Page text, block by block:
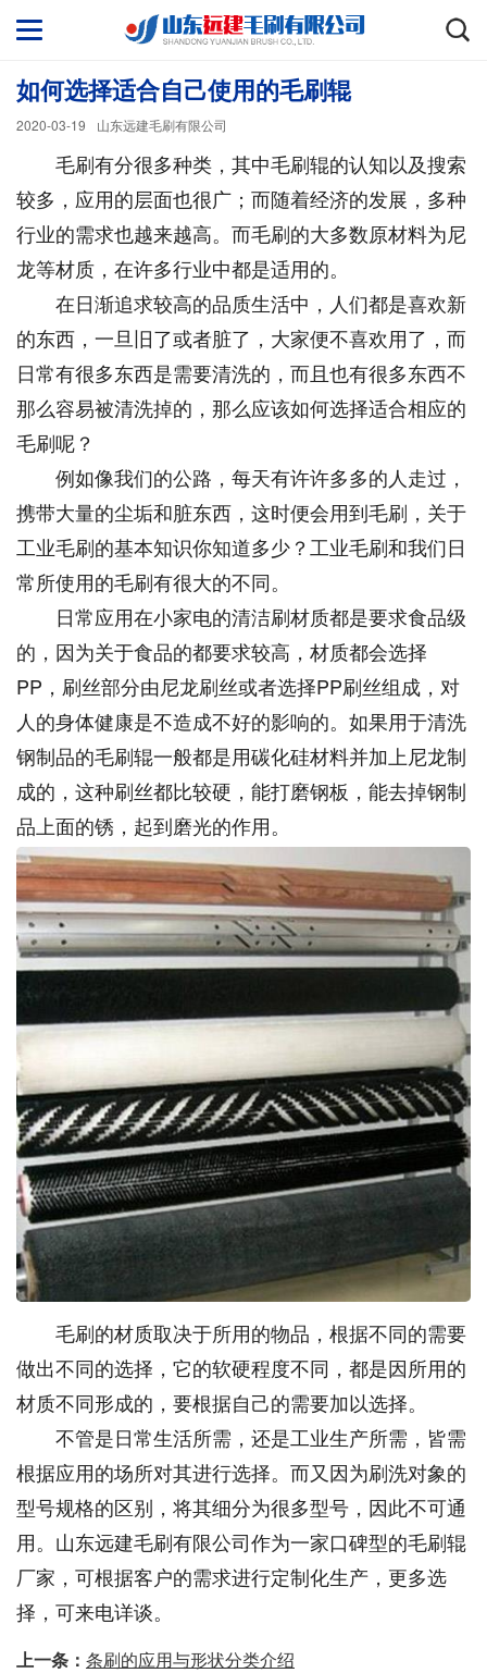
如何选择适合自己使用的毛刷辊
2020-03-19 山东远建毛刷有限公司
毛刷有分很多种类，其中毛刷辊的认知以及搜索
较多，应用的层面也很广；而随着经济的发展，多种
行业的需求也越来越高。而毛刷的大多数原材料为尼
龙等材质，在许多行业中都是适用的。
在日渐追求较高的品质生活中，人们都是喜欢新
的东西，一旦旧了或者脏了，大家便不喜欢用了，而
日常有很多东西是需要清洗的，而且也有很多东西不
那么容易被清洗掉的，那么应该如何选择适合相应的
毛刷呢？
例如像我们的公路，每天有许许多多的人走过，
携带大量的尘垢和脏东西，这时便会用到毛刷，关于
工业毛刷的基本知识你知道多少？工业毛刷和我们日
常所使用的毛刷有很大的不同。
日常应用在小家电的清洁刷材质都是要求食品级
的，因为关于食品的都要求较高，材质都会选择
PP，刷丝部分由尼龙刷丝或者选择PP刷丝组成，对
人的身体健康是不造成不好的影响的。如果用于清洗
钢制品的毛刷辊一般都是用碳化硅材料并加上尼龙制
成的，这种刷丝都比较硬，能打磨钢板，能去掉钢制
品上面的锈，起到磨光的作用。
毛刷的材质取决于所用的物品，根据不同的需要
做出不同的选择，它的软硬程度不同，都是因所用的
材质不同形成的，要根据自己的需要加以选择。
不管是日常生活所需，还是工业生产所需，皆需
根据应用的场所对其进行选择。而又因为刷洗对象的
型号规格的区别，将其细分为很多型号，因此不可通
用。山东远建毛刷有限公司作为一家口碑型的毛刷辊
厂家，可根据客户的需求进行定制化生产，更多选
择，可来电详谈。
上一条： 条刷的应用与形状分类介绍